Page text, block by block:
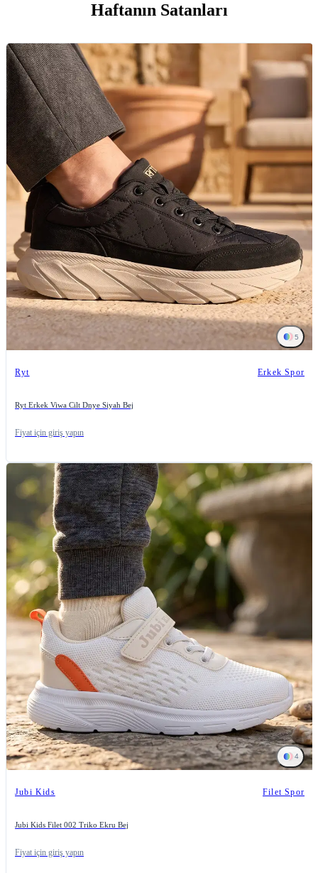
Haftanın Satanları
5
Ryt Erkek Spor
Ryt Erkek Viwa Cilt Dnye Siyah Bej
Fiyat için giriş yapın
4
Jubi Kids Filet Spor
Jubi Kids Filet 002 Triko Ekru Bej
Fiyat için giriş yapın